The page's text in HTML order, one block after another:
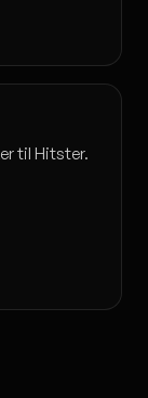
til Hitster.